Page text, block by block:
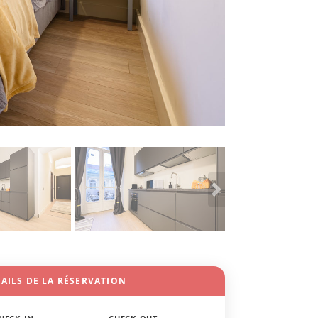
DE LA RÉSERVATION